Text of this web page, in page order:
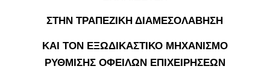
ΣΤΗΝ ΤΡΑΠΕΖΙΚΗ ΔΙΑΜΕΣΟΛΑΒΗΣΗ
ΚΑΙ ΤΟΝ ΕΞΩΔΙΚΑΣΤΙΚΟ ΜΗΧΑΝΙΣΜΟ
ΡΥΘΜΙΣΗΣ ΟΦΕΙΛΩΝ ΕΠΙΧΕΙΡΗΣΕΩΝ